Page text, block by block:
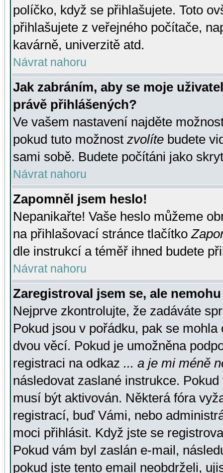
políčko, když se přihlašujete. Toto
přihlašujete z veřejného počítače,
kavárně, univerzitě atd.
Návrat nahoru
Jak zabráním, aby se moje
právě přihlášených?
Ve vašem nastavení najděte
pokud tuto možnost zvolíte budete
sami sobě. Budete počítáni jako
Návrat nahoru
Zapomněl jsem heslo!
Nepanikařte! Vaše heslo můžeme
na přihlašovací stránce tlačítko
dle instrukcí a téměř ihned budete
Návrat nahoru
Zaregistroval jsem se, ale
Nejprve zkontrolujte, že zadáváte
Pokud jsou v pořádku, pak se
dvou věcí. Pokud je umožněna
registraci na odkaz ... a je mi méně
následovat zaslané instrukce.
musí být aktivován. Některá fóra
registrací, buď Vámi, nebo
moci přihlásit. Když jste se
Pokud vám byl zaslán e-mail,
pokud jste tento email neobdrželi,